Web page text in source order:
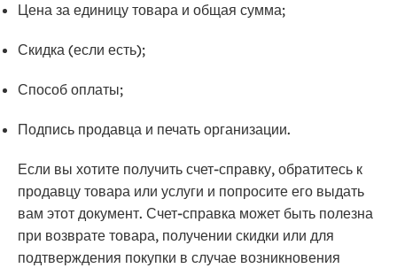
Цена за единицу товара и общая сумма;
Скидка (если есть);
Способ оплаты;
Подпись продавца и печать организации.
Если вы хотите получить счет-справку, обратитесь к
продавцу товара или услуги и попросите его выдать
вам этот документ. Счет-справка может быть полезна
при возврате товара, получении скидки или для
подтверждения покупки в случае возникновения